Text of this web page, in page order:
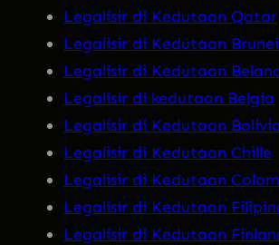
Legalisir di Kedutaan Qatar
Legalisir di Kedutaan
Legalisir di Kedutaan
Legalisir di kedutaan Belgia
Legalisir di Kedutaan
Legalisir di Kedutaan Chille
Legalisir di Kedutaan
Legalisir di Kedutaan
Legalisir di Kedutaan